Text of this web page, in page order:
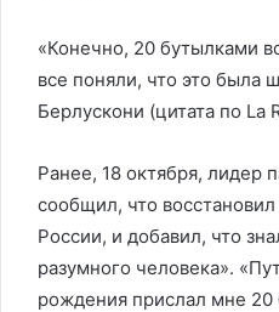
«Конечно, 20 бутылками
все поняли, что это была
Берлускони (цитата по La
Ранее, 18 октября, лидер
сообщил, что
России, и добавил, что
разумного человека».
рождения прислал мне 20